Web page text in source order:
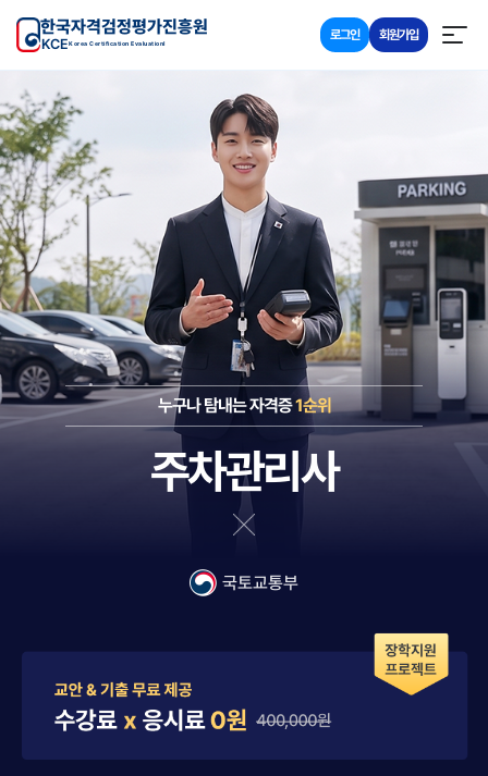
한국자격검정평가진흥원
KCEKorea Certification Evaluationl
로그인 회원가입
누구나 탐내는 자격증1순위
주차관리사
국토교통부